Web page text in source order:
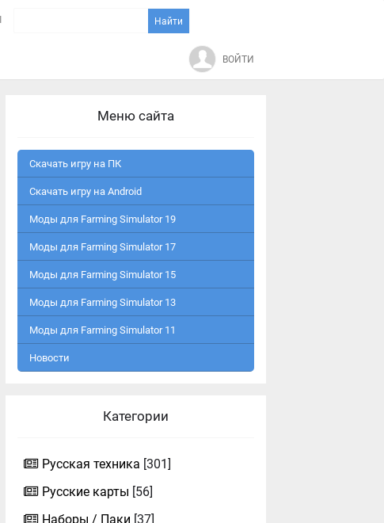
ВОЙТИ
Меню сайта
Скачать игру на ПК
Скачать игру на Android
Моды для Farming Simulator 19
Моды для Farming Simulator 17
Моды для Farming Simulator 15
Моды для Farming Simulator 13
Моды для Farming Simulator 11
Новости
Категории
Русская техника [301]
Русские карты [56]
Наборы / Паки [37]